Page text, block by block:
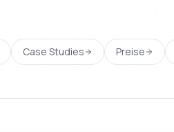
Case Studies Preise